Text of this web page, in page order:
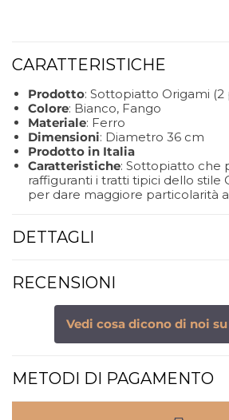
CARATTERISTICHE
Prodotto: Sottopiatto Origami (2
Colore: Bianco, Fango
Materiale: Ferro
Dimensioni: Diametro 36 cm
Prodotto in Italia
Caratteristiche: Sottopiatto che
raffiguranti i tratti tipici dello stile
per dare maggiore particolarità
DETTAGLI
RECENSIONI
Vedi cosa dicono di noi
METODI DI PAGAMENTO